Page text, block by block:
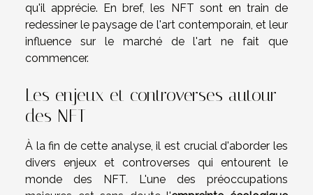
qu'il apprécie. En bref, les NFT sont en train de
redessiner le paysage de l'art contemporain, et leur
influence sur le marché de l'art ne fait que
commencer.
Les enjeux et controverses autour
des NFT
À la fin de cette analyse, il est crucial d'aborder les
divers enjeux et controverses qui entourent le
monde des NFT. L'une des préoccupations